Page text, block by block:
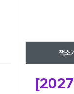
책소
[2027